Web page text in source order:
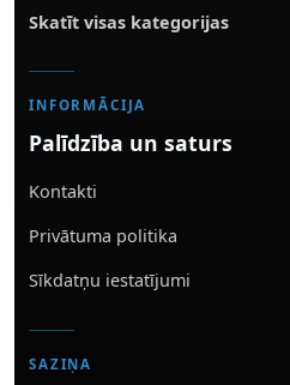
Skatīt visas kategorijas
INFORMĀCIJA
Palīdzība un saturs
Kontakti
Privātuma politika
Sīkdatņu iestatījumi
SAZIŅA